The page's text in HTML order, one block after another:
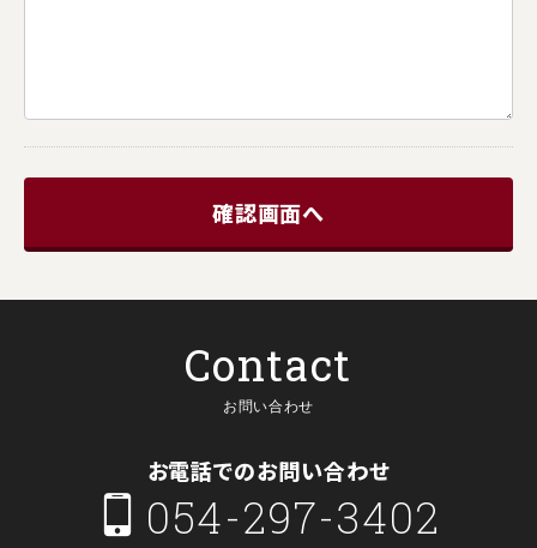
Contact
お問い合わせ
お電話でのお問い合わせ
054-297-3402